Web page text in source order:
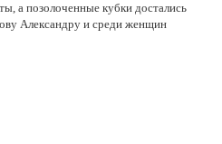
а позолоченные кубки достались
Александру и среди женщин